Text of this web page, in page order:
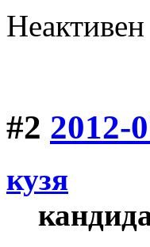
Неактивен
#2 2012-
кузя